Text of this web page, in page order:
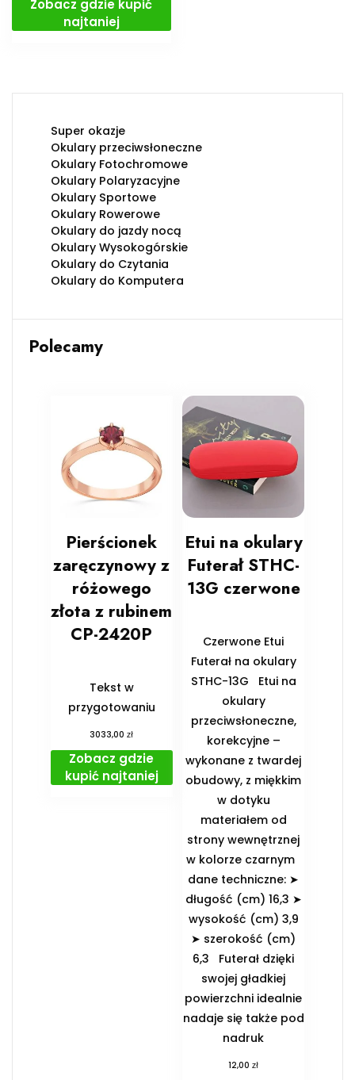
Zobacz gdzie kupić
najtaniej
Super okazje
Okulary przeciwsłoneczne
Okulary Fotochromowe
Okulary Polaryzacyjne
Okulary Sportowe
Okulary Rowerowe
Okulary do jazdy nocą
Okulary Wysokogórskie
Okulary do Czytania
Okulary do Komputera
Polecamy
Pierścionek
zaręczynowy z
różowego
złota z rubinem
CP-2420P
Tekst w
przygotowaniu
3033,00zł
Zobacz gdzie
kupić najtaniej
Etui na okulary
Futerał STHC-
13G czerwone
Czerwone Etui
Futerał na okulary
STHC-13G Etui na
okulary
przeciwsłoneczne,
korekcyjne –
wykonane z twardej
obudowy, z miękkim
w dotyku
materiałem od
strony wewnętrznej
w kolorze czarnym
dane techniczne: ➤
długość (cm) 16,3 ➤
wysokość (cm) 3,9
➤ szerokość (cm)
6,3 Futerał dzięki
swojej gładkiej
powierzchni idealnie
nadaje się także pod
nadruk
12,00zł